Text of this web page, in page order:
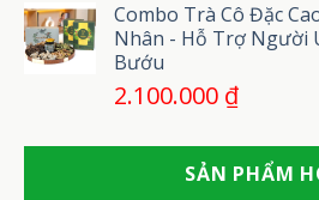
Combo Trà Cô Đặc
Nhân - Hỗ Trợ Người
Bướu
2.100.000 ₫
SẢN PHẨM